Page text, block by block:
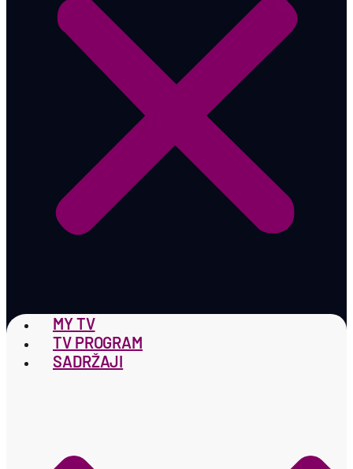
MY TV
TV PROGRAM
SADRŽAJI